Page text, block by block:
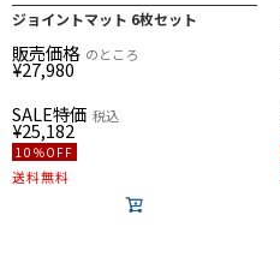
ジョイントマット 6枚セット
販売価格
¥27,980
のところ
SALE特価
¥25,182
税込
10％OFF
送料無料